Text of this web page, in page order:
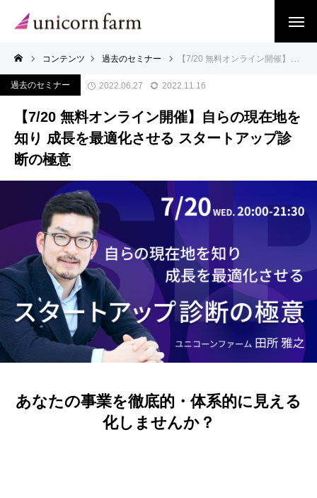
コンテンツ 過去のセミナー 【7/20 無料オンライン開催】自らの現在地を知り 成長を最適化させる スタートアップ診断の極意
過去のセミナー 2022.06.27 2022.11.16
【7/20 無料オンライン開催】自らの現在地を
知り 成長を最適化させる スタートアップ診
断の極意
あなたの事業を徹底的・体系的に見える
化しませんか？